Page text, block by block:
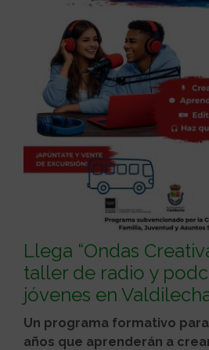
Llega “Ondas
taller de radio y
jóvenes en
Un programa formativo para
años que aprenderán a